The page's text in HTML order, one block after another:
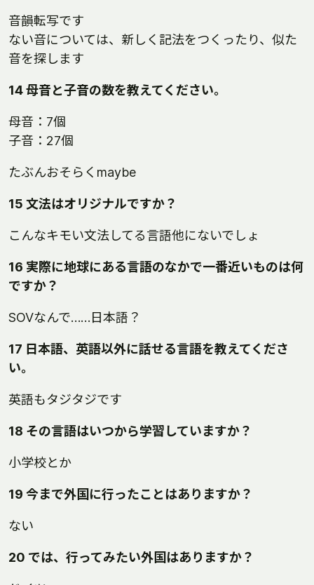
音韻転写です
ない音については、新しく記法をつくったり、似た
音を探します
14 母音と子音の数を教えてください。
母音：7個
子音：27個
たぶんおそらくmaybe
15 文法はオリジナルですか？
こんなキモい文法してる言語他にないでしょ
16 実際に地球にある言語のなかで一番近いものは何
ですか？
SOVなんで……日本語？
17 日本語、英語以外に話せる言語を教えてくださ
い。
英語もタジタジです
18 その言語はいつから学習していますか？
小学校とか
19 今まで外国に行ったことはありますか？
ない
20 では、行ってみたい外国はありますか？